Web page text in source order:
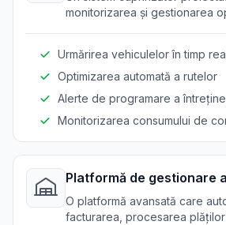
monitorizarea și gestionarea
Urmărirea vehiculelor în timp
Optimizarea automată a rutelor
Alerte de programare a
Monitorizarea consumului de
Platformă de gestionare
O platformă avansată care
facturarea, procesarea